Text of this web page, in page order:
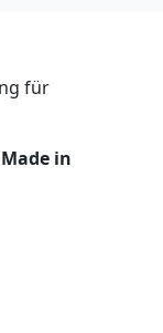
für
Made in